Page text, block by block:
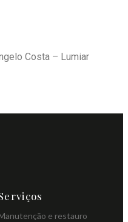
Costa – Lumiar
e restauro